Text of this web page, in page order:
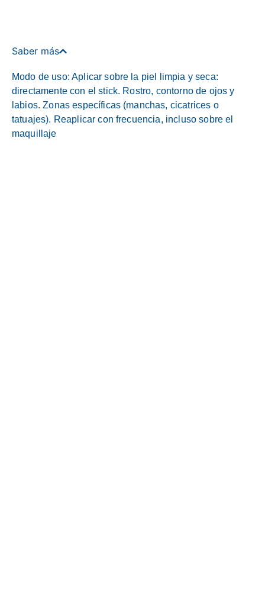
Saber más
Modo de uso: Aplicar sobre la piel limpia y seca:
directamente con el stick. Rostro, contorno de ojos y
labios. Zonas específicas (manchas, cicatrices o
tatuajes). Reaplicar con frecuencia, incluso sobre el
maquillaje